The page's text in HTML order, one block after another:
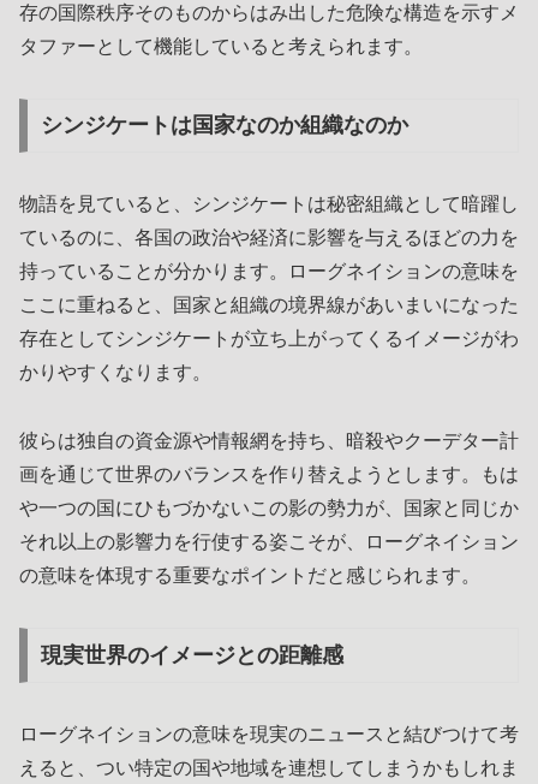
存の国際秩序そのものからはみ出した危険な構造を示すメ
タファーとして機能していると考えられます。
シンジケートは国家なのか組織なのか
物語を見ていると、シンジケートは秘密組織として暗躍し
ているのに、各国の政治や経済に影響を与えるほどの力を
持っていることが分かります。ローグネイションの意味を
ここに重ねると、国家と組織の境界線があいまいになった
存在としてシンジケートが立ち上がってくるイメージがわ
かりやすくなります。
彼らは独自の資金源や情報網を持ち、暗殺やクーデター計
画を通じて世界のバランスを作り替えようとします。もは
や一つの国にひもづかないこの影の勢力が、国家と同じか
それ以上の影響力を行使する姿こそが、ローグネイション
の意味を体現する重要なポイントだと感じられます。
現実世界のイメージとの距離感
ローグネイションの意味を現実のニュースと結びつけて考
えると、つい特定の国や地域を連想してしまうかもしれま